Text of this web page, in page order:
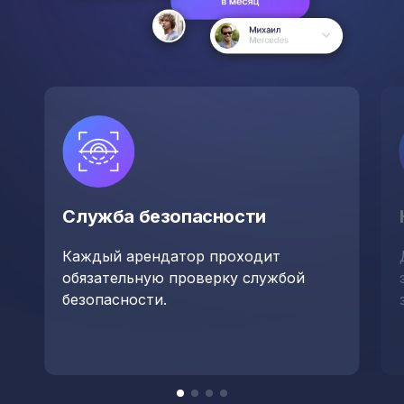
Служба безопасности
Каждый арендатор проходит
обязательную проверку службой
безопасности.
itemitem
itemitem